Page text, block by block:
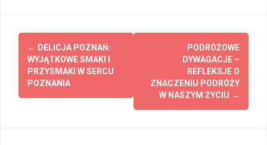
Post
navigation
← DELICJA POZNAŃ:
WYJĄTKOWE SMAKI I
PRZYSMAKI W SERCU
POZNANIA
PODRÓŻOWE
DYWAGACJE –
REFLEKSJE O
ZNACZENIU PODRÓŻY
W NASZYM ŻYCIU →